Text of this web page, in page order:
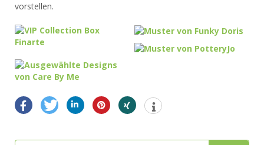
vorstellen.